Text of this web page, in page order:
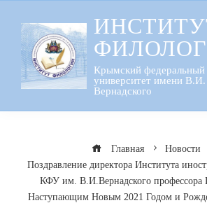
содержанию
Крымский федеральный
университет имени В.И.
Вернадского
Главная
Новости
Поздравление директора Института
КФУ им. В.И.Вернадского профессора
Наступающим Новым 2021 Годом и